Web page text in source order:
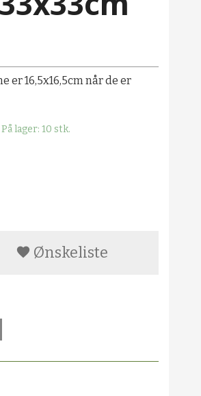
er 16,5x16,5cm når de er
På lager: 10 stk.
Ønskeliste